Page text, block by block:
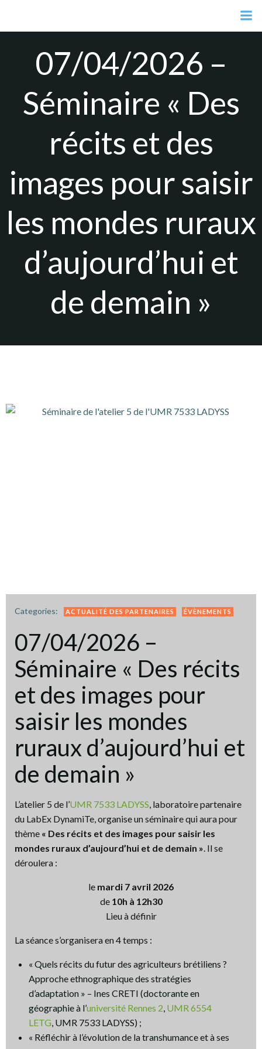
contenu
07/04/2026 –
Séminaire « Des
récits et des
images pour saisir
les mondes ruraux
d’aujourd’hui et
de demain »
Categories: ACTUALITÉ DES PARTENAIRES ÉVÈNEMENTS
07/04/2026 –
Séminaire « Des récits
et des images pour
saisir les mondes
ruraux d’aujourd’hui et
de demain »
L’atelier 5 de l’UMR 7533 LADYSS, laboratoire partenaire
du LabEx DynamiTe, organise un séminaire qui aura pour
thème « Des récits et des images pour saisir les
mondes ruraux d’aujourd’hui et de demain ». Il se
déroulera :
le mardi 7 avril 2026
de 10h à 12h30
Lieu à définir
La séance s’organisera en 4 temps :
« Quels récits du futur des agriculteurs brétiliens ?
Approche ethnographique des stratégies
d’adaptation » – Ines CRETI (doctorante en
géographie à l’université Rennes 2, UMR 6554
LETG, UMR 7533 LADYSS) ;
« Réfléchir à l’évolution de la transhumance et à ses